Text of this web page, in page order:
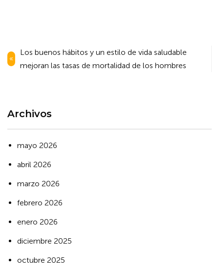
Navegación
de
Los buenos hábitos y un estilo de vida saludable
mejoran las tasas de mortalidad de los hombres
Archivos
mayo 2026
abril 2026
marzo 2026
febrero 2026
enero 2026
diciembre 2025
octubre 2025